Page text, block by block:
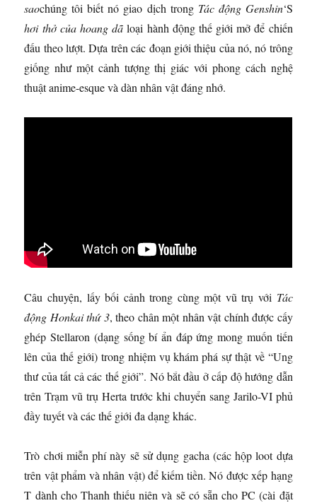
saochúng tôi biết nó giao dịch trong Tác động Genshin‘S
hơi thở của hoang dã loại hành động thế giới mở để chiến
đấu theo lượt. Dựa trên các đoạn giới thiệu của nó, nó trông
giống như một cảnh tượng thị giác với phong cách nghệ
thuật anime-esque và dàn nhân vật đáng nhớ.
Câu chuyện, lấy bối cảnh trong cùng một vũ trụ với Tác
động Honkai thứ 3, theo chân một nhân vật chính được cấy
ghép Stellaron (dạng sống bí ẩn đáp ứng mong muốn tiến
lên của thế giới) trong nhiệm vụ khám phá sự thật về “Ung
thư của tất cả các thế giới”. Nó bắt đầu ở cấp độ hướng dẫn
trên Trạm vũ trụ Herta trước khi chuyển sang Jarilo-VI phủ
đầy tuyết và các thế giới đa dạng khác.
Trò chơi miễn phí này sẽ sử dụng gacha (các hộp loot dựa
trên vật phẩm và nhân vật) để kiếm tiền. Nó được xếp hạng
T dành cho Thanh thiếu niên và sẽ có sẵn cho PC (cài đặt